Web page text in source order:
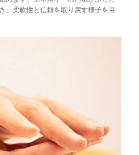
、柔軟性と信頼を取り戻す様子を目